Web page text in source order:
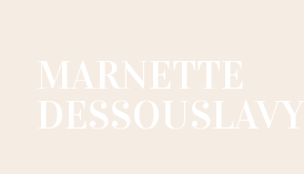
MARNETTE
DESSOUSLAVY